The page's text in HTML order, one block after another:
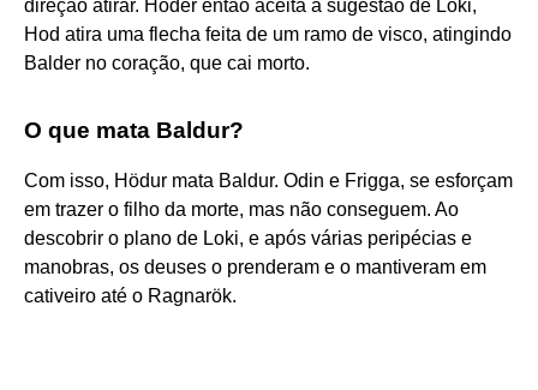
direção atirar. Hoder então aceita a sugestão de Loki,
Hod atira uma flecha feita de um ramo de visco, atingindo
Balder no coração, que cai morto.
O que mata Baldur?
Com isso, Hödur mata Baldur. Odin e Frigga, se esforçam
em trazer o filho da morte, mas não conseguem. Ao
descobrir o plano de Loki, e após várias peripécias e
manobras, os deuses o prenderam e o mantiveram em
cativeiro até o Ragnarök.